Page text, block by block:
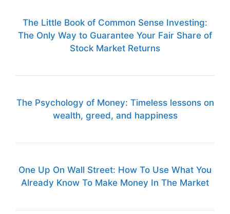
The Little Book of Common Sense Investing:
The Only Way to Guarantee Your Fair Share of
Stock Market Returns
The Psychology of Money: Timeless lessons on
wealth, greed, and happiness
One Up On Wall Street: How To Use What You
Already Know To Make Money In The Market